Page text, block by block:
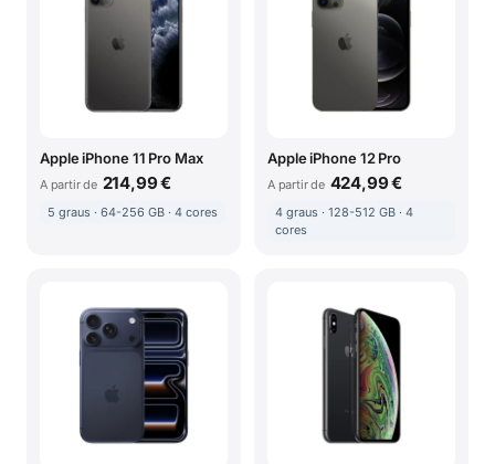
Apple iPhone 11 Pro Max
A partir de 214,99 €
5 graus · 64-256 GB · 4 cores
Apple iPhone 12 Pro
A partir de 424,99 €
4 graus · 128-512 GB · 4
cores